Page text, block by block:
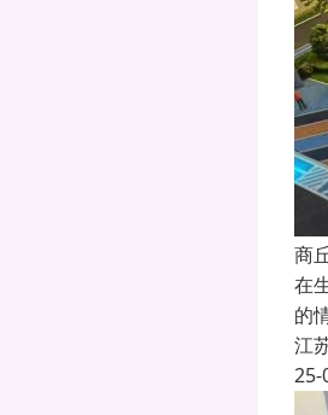
商
在
的
江
25-